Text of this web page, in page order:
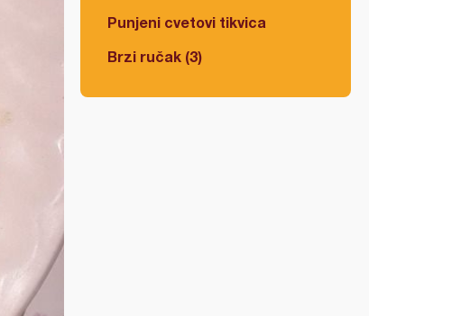
Punjeni cvetovi tikvica
Brzi ručak (3)